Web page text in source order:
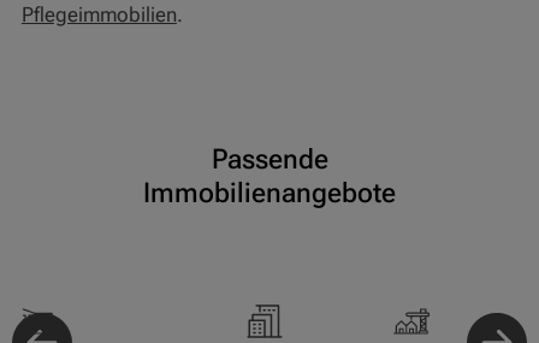
Pflegeimmobilien.
Passende
Immobilienangebote